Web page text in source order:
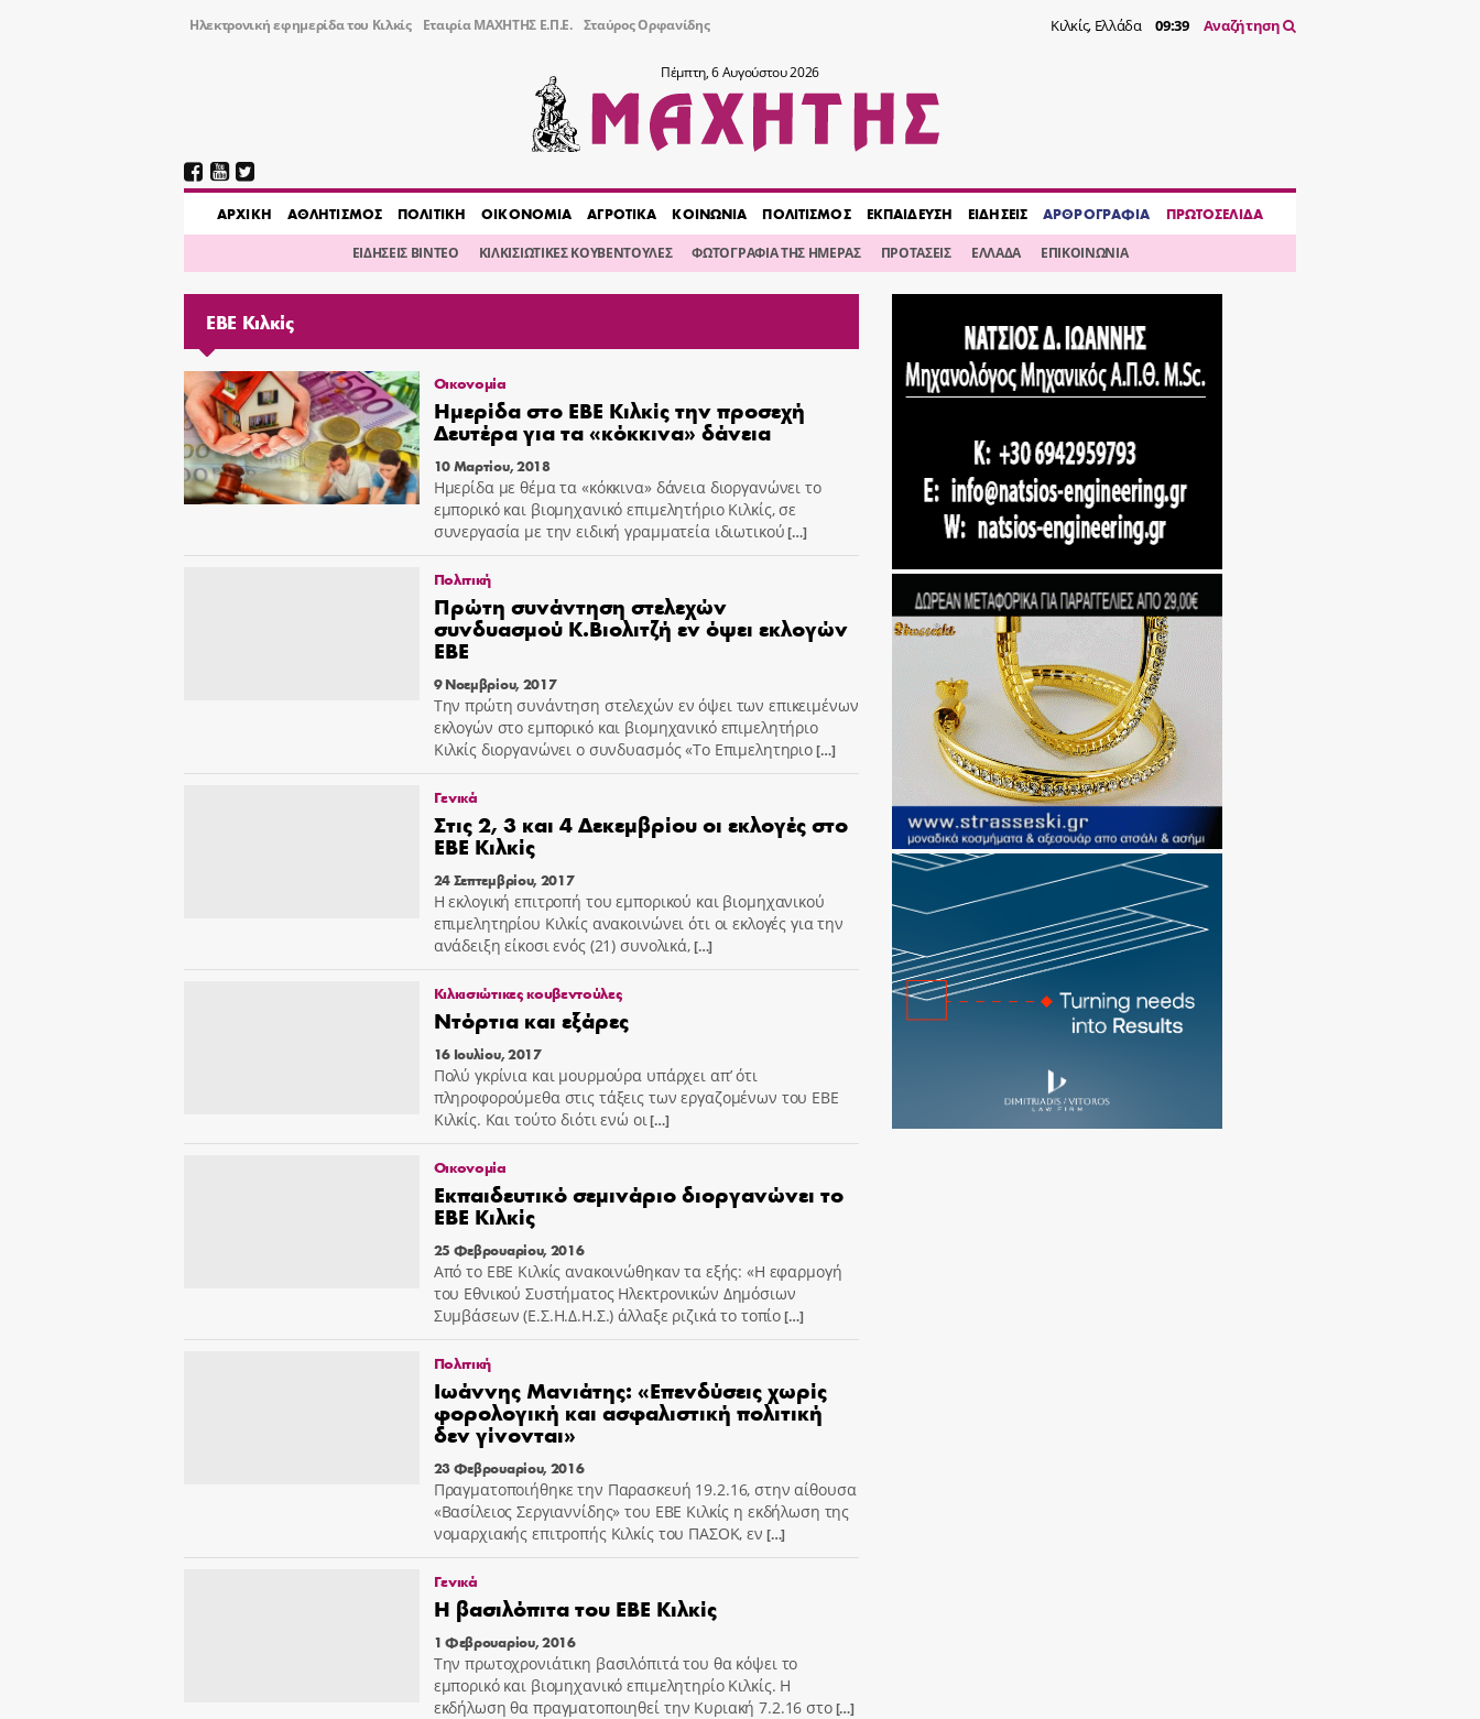
Ηλεκτρονική εφημερίδα του Κιλκίς Εταιρία ΜΑΧΗΤΗΣ Ε.Π.Ε. Σταύρος Ορφανίδης Κιλκίς, Ελλάδα 09:39 Αναζήτηση
Πέμπτη, 6 Αυγούστου 2026
AΡΧΙΚΗ ΑΘΛΗΤΙΣΜΟΣ ΠΟΛΙΤΙΚΗ ΟΙΚΟΝΟΜΙΑ ΑΓΡΟΤΙΚΑ ΚΟΙΝΩΝΙΑ ΠΟΛΙΤΙΣΜΟΣ ΕΚΠΑΙΔΕΥΣΗ ΕΙΔΗΣΕΙΣ ΑΡΘΡΟΓΡΑΦΙΑ ΠΡΩΤΟΣΕΛΙΔΑ
ΕΙΔΗΣΕΙΣ ΒΙΝΤΕΟ ΚΙΛΚΙΣΙΩΤΙΚΕΣ ΚΟΥΒΕΝΤΟΥΛΕΣ ΦΩΤΟΓΡΑΦΙΑ ΤΗΣ ΗΜΕΡΑΣ ΠΡΟΤΑΣΕΙΣ ΕΛΛΑΔΑ ΕΠΙΚΟΙΝΩΝΙΑ
ΕΒΕ Κιλκίς
Οικονομία
Ημερίδα στο ΕΒΕ Κιλκίς την προσεχή
Δευτέρα για τα «κόκκινα» δάνεια
10 Μαρτίου, 2018
Ημερίδα με θέμα τα «κόκκινα» δάνεια διοργανώνει το
εμπορικό και βιομηχανικό επιμελητήριο Κιλκίς, σε
συνεργασία με την ειδική γραμματεία ιδιωτικού[…]
Πολιτική
Πρώτη συνάντηση στελεχών
συνδυασμού Κ.Βιολιτζή εν όψει εκλογών
ΕΒΕ
9 Νοεμβρίου, 2017
Την πρώτη συνάντηση στελεχών εν όψει των επικειμένων
εκλογών στο εμπορικό και βιομηχανικό επιμελητήριο
Κιλκίς διοργανώνει ο συνδυασμός «Το Επιμελητηριο[…]
Γενικά
Στις 2, 3 και 4 Δεκεμβρίου οι εκλογές στο
ΕΒΕ Κιλκίς
24 Σεπτεμβρίου, 2017
Η εκλογική επιτροπή του εμπορικού και βιομηχανικού
επιμελητηρίου Κιλκίς ανακοινώνει ότι οι εκλογές για την
ανάδειξη είκοσι ενός (21) συνολικά,[…]
Κιλκισιώτικες κουβεντούλες
Ντόρτια και εξάρες
16 Ιουλίου, 2017
Πολύ γκρίνια και μουρμούρα υπάρχει απ’ ότι
πληροφορούμεθα στις τάξεις των εργαζομένων του ΕΒΕ
Κιλκίς. Και τούτο διότι ενώ οι[…]
Οικονομία
Εκπαιδευτικό σεμινάριο διοργανώνει το
ΕΒΕ Κιλκίς
25 Φεβρουαρίου, 2016
Από το ΕΒΕ Κιλκίς ανακοινώθηκαν τα εξής: «Η εφαρμογή
του Εθνικού Συστήματος Ηλεκτρονικών Δημόσιων
Συμβάσεων (Ε.Σ.Η.Δ.Η.Σ.) άλλαξε ριζικά το τοπίο[…]
Πολιτική
Ιωάννης Μανιάτης: «Επενδύσεις χωρίς
φορολογική και ασφαλιστική πολιτική
δεν γίνονται»
23 Φεβρουαρίου, 2016
Πραγματοποιήθηκε την Παρασκευή 19.2.16, στην αίθουσα
«Βασίλειος Σεργιαννίδης» του ΕΒΕ Κιλκίς η εκδήλωση της
νομαρχιακής επιτροπής Κιλκίς του ΠΑΣΟΚ, εν […]
Γενικά
Η βασιλόπιτα του ΕΒΕ Κιλκίς
1 Φεβρουαρίου, 2016
Την πρωτοχρονιάτικη βασιλόπιτά του θα κόψει το
εμπορικό και βιομηχανικό επιμελητηρίο Κιλκίς. Η
εκδήλωση θα πραγματοποιηθεί την Κυριακή 7.2.16 στο[…]